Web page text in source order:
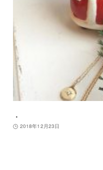
．
2018年12月23日